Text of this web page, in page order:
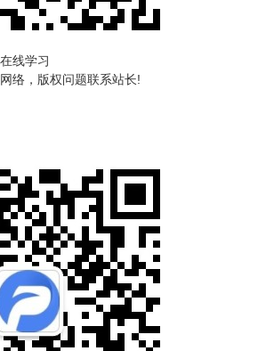
线学习
络，版权问题联系站长!